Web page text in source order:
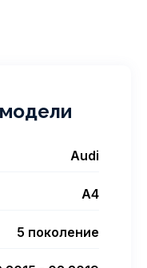
Audi
A4
5 поколение